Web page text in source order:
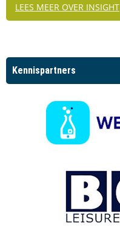
LEES MEER OVER INSIGHT
Kennispartners